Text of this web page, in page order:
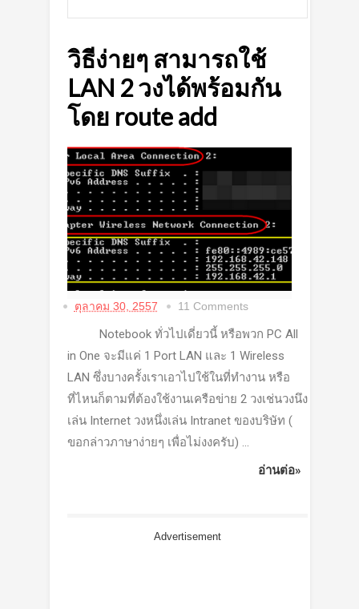
วิธีง่ายๆ สามารถใช้
LAN 2 วงได้พร้อมกัน
โดย route add
ตุลาคม 30, 2557 11 Comments
Notebook ทั่วไปเดี่ยวนี้ หรือพวก PC All
in One จะมีแค่ 1 Port LAN และ 1 Wireless
LAN ซึ่งบางครั้งเราเอาไปใช้ในที่ทำงาน หรือ
ที่ไหนก็ตามที่ต้องใช้งานเครือข่าย 2 วงเช่นวงนึง
เล่น Internet วงหนึ่งเล่น Intranet ของบริษัท (
ขอกล่าวภาษาง่ายๆ เพื่อไม่งงครับ) ...
อ่านต่อ»
Advertisement